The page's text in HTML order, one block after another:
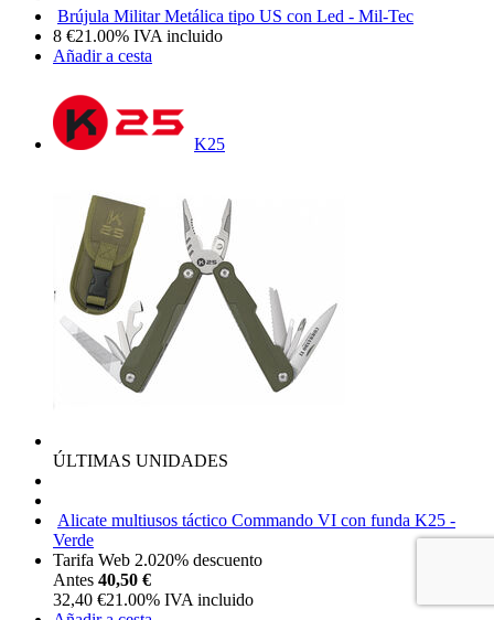
Brújula Militar Metálica tipo US con Led - Mil-Tec
8 €21.00% IVA incluido
Añadir a cesta
K25
ÚLTIMAS UNIDADES
Alicate multiusos táctico Commando VI con funda K25 -
Verde
Tarifa Web 2.020% descuento
Antes 40,50 €
32,40 €21.00% IVA incluido